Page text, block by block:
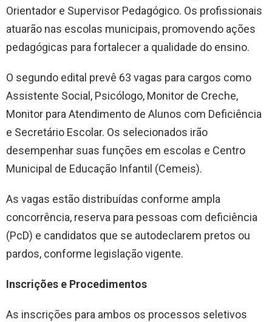
Orientador e Supervisor Pedagógico. Os profissionais
atuarão nas escolas municipais, promovendo ações
pedagógicas para fortalecer a qualidade do ensino.
O segundo edital prevê 63 vagas para cargos como
Assistente Social, Psicólogo, Monitor de Creche,
Monitor para Atendimento de Alunos com Deficiência
e Secretário Escolar. Os selecionados irão
desempenhar suas funções em escolas e Centro
Municipal de Educação Infantil (Cemeis).
As vagas estão distribuídas conforme ampla
concorrência, reserva para pessoas com deficiência
(PcD) e candidatos que se autodeclarem pretos ou
pardos, conforme legislação vigente.
Inscrições e Procedimentos
As inscrições para ambos os processos seletivos